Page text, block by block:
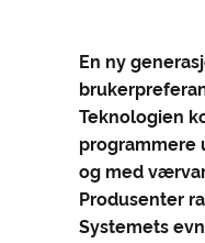
En ny
Teknologien
programmere
og med
Produsenter
Systemets